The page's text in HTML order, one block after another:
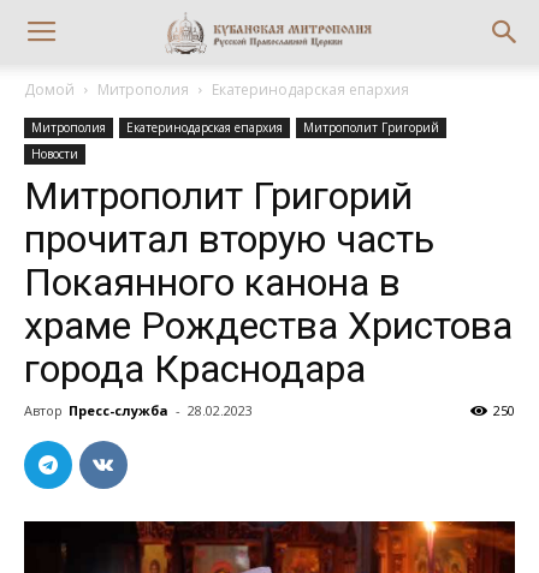
Домой Митрополия Екатеринодарская епархия
Митрополия Екатеринодарская епархия
Митрополит Григорий
Новости
Митрополит Григорий
прочитал вторую часть
Покаянного канона в
храме Рождества Христова
города Краснодара
Автор Пресс-служба - 28.02.2023 250